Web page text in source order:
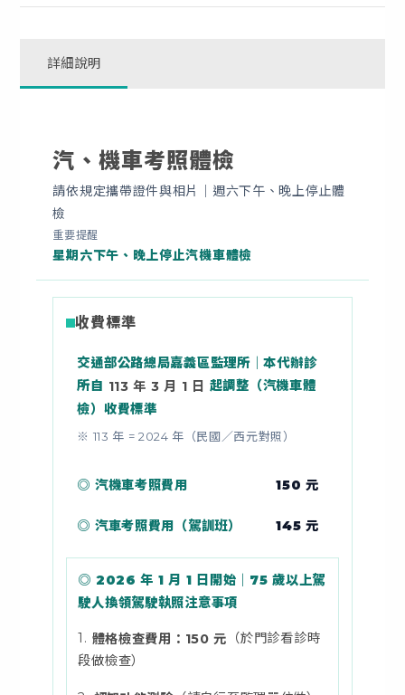
詳細說明
汽、機車考照體檢
請依規定攜帶證件與相片｜週六下午、晚上停止體
檢
重要提醒
星期六下午、晚上停止汽機車體檢
收費標準
交通部公路總局嘉義區監理所｜本代辦診
所自 113 年 3 月 1 日 起調整（汽機車體
檢）收費標準
※ 113 年 = 2024 年（民國／西元對照）
◎ 汽機車考照費用 150 元
◎ 汽車考照費用（駕訓班） 145 元
◎ 2026 年 1 月 1 日開始｜75 歲以上駕
駛人換領駕駛執照注意事項
1. 體格檢查費用：150 元 （於門診看診時
段做檢查）